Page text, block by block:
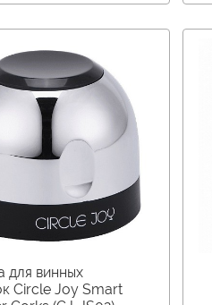
для винных
Circle Joy Smart